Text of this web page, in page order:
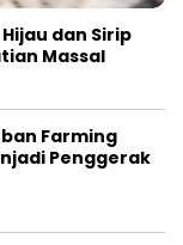
dan Sirip
Massal
Farming
Penggerak